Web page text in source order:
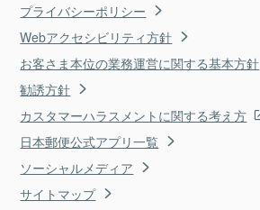
プライバシーポリシー
Webアクセシビリティ方針
お客さま本位の業務運営に関する基本方針
勧誘方針
カスタマーハラスメントに関する考え方
日本郵便公式アプリ一覧
ソーシャルメディア
サイトマップ